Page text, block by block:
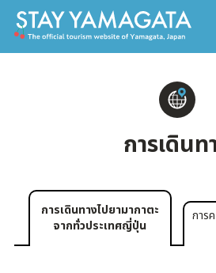
การเดินท
การเดินทางไปยามากาตะ
จากทั่วประเทศญี่ปุ่น
การ